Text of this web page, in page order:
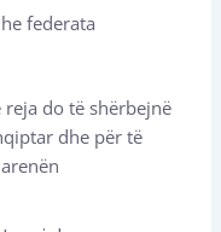
federata
do të shërbejnë
dhe për të